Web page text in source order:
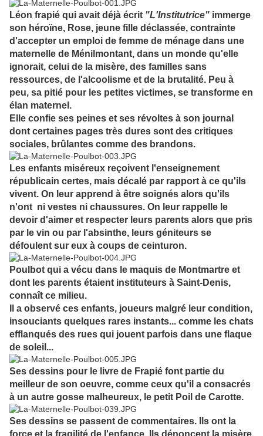
Léon frapié qui avait déjà écrit "L'Institutrice" immerge
son héroïne, Rose, jeune fille déclassée, contrainte
d'accepter un emploi de femme de ménage dans une
maternelle de Ménilmontant, dans un monde qu'elle
ignorait, celui de la misère, des familles sans
ressources, de l'alcoolisme et de la brutalité. Peu à
peu, sa pitié pour les petites victimes, se transforme en
élan maternel.
Elle confie ses peines et ses révoltes à son journal
dont certaines pages très dures sont des critiques
sociales, brûlantes comme des brandons.
Les enfants miséreux reçoivent l'enseignement
républicain certes, mais décalé par rapport à ce qu'ils
vivent. On leur apprend à être soignés alors qu'ils
n'ont ni vestes ni chaussures. On leur rappelle le
devoir d'aimer et respecter leurs parents alors que pris
par le vin ou par l'absinthe, leurs géniteurs se
défoulent sur eux à coups de ceinturon.
Poulbot qui a vécu dans le maquis de Montmartre et
dont les parents étaient instituteurs à Saint-Denis,
connaît ce milieu.
Il a observé ces enfants, joueurs malgré leur condition,
insouciants quelques rares instants... comme les chats
efflanqués des rues qui jouent parfois dans une flaque
de soleil...
Ses dessins pour le livre de Frapié font partie du
meilleur de son oeuvre, comme ceux qu'il a consacrés
à un autre gosse malheureux, le petit Poil de Carotte.
Ses dessins se passent de commentaires. Ils ont la